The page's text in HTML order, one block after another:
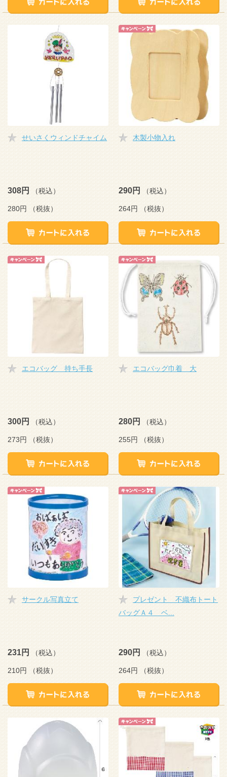
せいさくウィンドチャイム
308円 （税込）
280円 （税抜）
木製小物入れ
290円 （税込）
264円 （税抜）
エコバッグ 持ち手長
300円 （税込）
273円 （税抜）
エコバッグ巾着 大
280円 （税込）
255円 （税抜）
サークル写真立て
231円 （税込）
210円 （税抜）
プレゼント 不織布トート
バッグＡ４ ベ...
290円 （税込）
264円 （税抜）